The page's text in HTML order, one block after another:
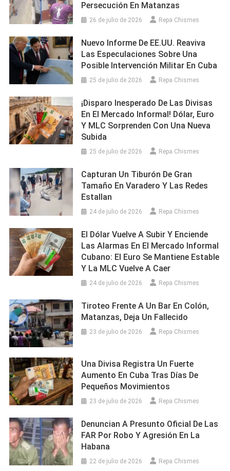
Persecución En Matanzas
26 de julio de 2026 Repa Chismes
Nuevo Informe De EE.UU. Reaviva
Las Especulaciones Sobre Una
Posible Intervención Militar En Cuba
25 de julio de 2026 Repa Chismes
¡Disparo Inesperado De Las Divisas
En El Mercado Informal! Dólar, Euro
Y MLC Sorprenden Con Una Nueva
Subida
25 de julio de 2026 Repa Chismes
Capturan Un Tiburón De Gran
Tamaño En Varadero Y Las Redes
Estallan
24 de julio de 2026 Repa Chismes
El Dólar Vuelve A Subir Y Enciende
Las Alarmas En El Mercado Informal
Cubano: El Euro Se Mantiene Estable
Y La MLC Vuelve A Caer
24 de julio de 2026 Repa Chismes
Tiroteo Frente A Un Bar En Colón,
Matanzas, Deja Un Fallecido
23 de julio de 2026 Repa Chismes
Una Divisa Registra Un Fuerte
Aumento En Cuba Tras Días De
Pequeños Movimientos
23 de julio de 2026 Repa Chismes
Denuncian A Presunto Oficial De Las
FAR Por Robo Y Agresión En La
Habana
22 de julio de 2026 Repa Chismes